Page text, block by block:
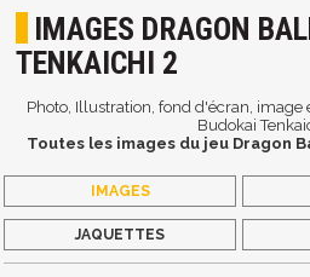
IMAGES DRAGON
TENKAICHI 2
Photo, Illustration, fond d'écran, image
Budokai
Toutes les images du jeu Dragon
IMAGES
JAQUETTES